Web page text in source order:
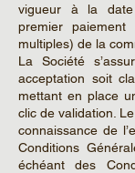
vigueur à la
premier
multiples) de la
La Société
acceptation soit
mettant en place
clic de validation.
connaissance de
Conditions
échéant des